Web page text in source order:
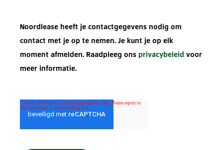
Noordlease heeft je contactgegevens nodig om
contact met je op te nemen. Je kunt je op elk
moment afmelden. Raadpleeg ons privacybeleid voor
meer informatie.